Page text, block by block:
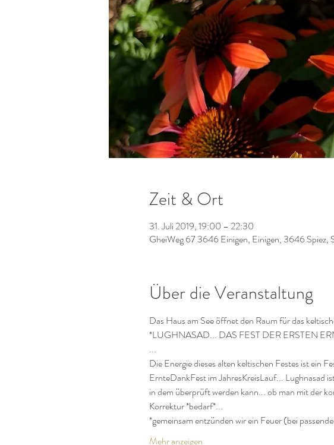
Zeit & Ort
31. Juli 2019, 19:00 – 22:30
GheiWeg 67 3646 Einigen, Einigen, 3646 Spiez,
Über die Veranstaltung
Das Haus am See öffnet den Raum für das
*LUGHNASAD... DAS FEST DER ERSTEN
...
Die Energie dieses alten keltischen Festes ist ein
ErnteDankFest im JahresKreisLauf...
in dem überprüft werden kann... ob man mit der
Korrektur *bedarf*...
*gemeinsam entzünden wir ein Feuer (bei
Mehr anzeigen